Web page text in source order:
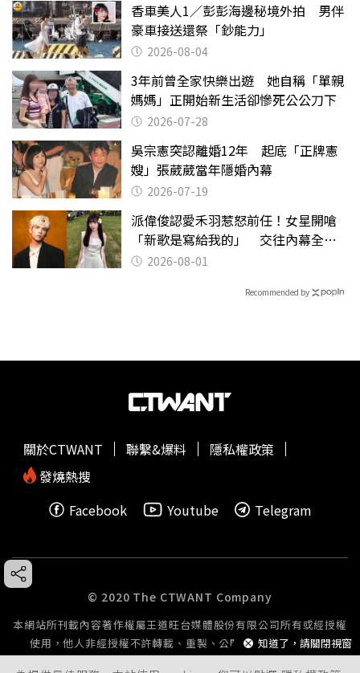
香車美人1／彭彭海邊秘境外拍 男伴
豪車接送還祭「鈔能力」
2026-08-04
3年前曾全家快樂出遊 她自稱「單親
媽媽」正開始新生活卻慘死公公刀下
2026-07-28
吳宗憲突認離婚12年 起底「正牌憲
嫂」張葳葳當年隱婚內幕
2026-07-19
派偉俊認愛禾羽惹怒前任！女星開嗆
「新歌是寫給我的」 交往內幕全說
了 2026-08-01
Recommended by
知道了，請關閉視窗
關於CTWANT 聯繫&爆料
隱私權政策
發燒熱搜
Facebook
Youtube Telegram
© 2020 The CTWANT Company
本網站所刊載內容著作權屬王道旺台媒體股份有限公司所有或經授權
使用，他人非經授權不許轉載、重製、公開播送或公開傳輸。